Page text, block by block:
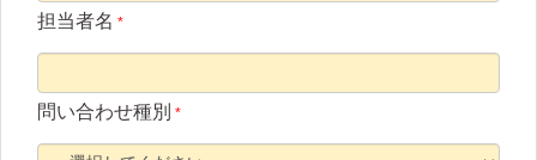
担当者名 *
問い合わせ種別 *